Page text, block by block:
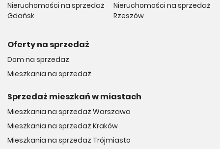
Nieruchomości na sprzedaż
Gdańsk
Nieruchomości na sprzedaż
Rzeszów
Oferty na sprzedaż
Dom na sprzedaż
Mieszkania na sprzedaż
Sprzedaż mieszkań w miastach
Mieszkania na sprzedaż Warszawa
Mieszkania na sprzedaż Kraków
Mieszkania na sprzedaż Trójmiasto